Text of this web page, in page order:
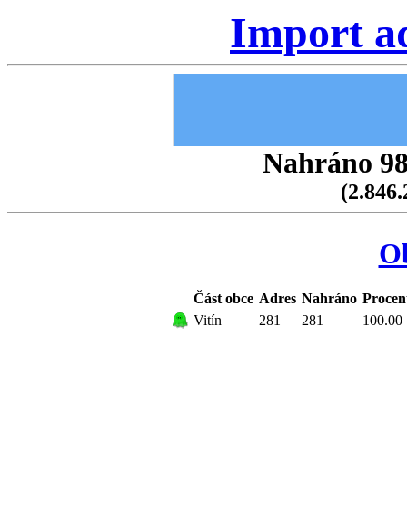
Import
Nahráno
Část obce Adres Nahráno
Vitín
281 281 100.00